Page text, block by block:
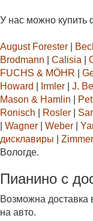
У нас можно купить
August Forester
Brodmann
Calisia
FUCHS & MÖHR
Howard
Irmler J.
Mason & Hamlin
Ronisch
Rosler
Wagner Weber
дисклавиры
Вологде.
Пианино с
Возможна доставка
на авто.